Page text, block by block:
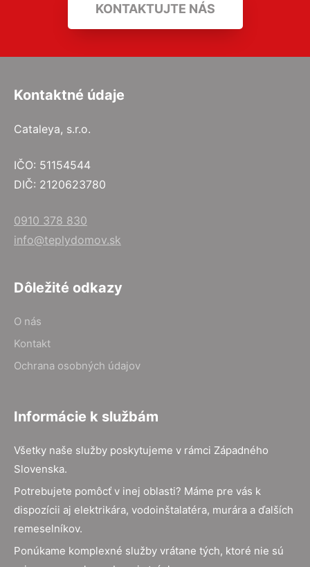
KONTAKTUJTE NÁS
Kontaktné údaje
Cataleya, s.r.o.
IČO: 51154544
DIČ: 2120623780
0910 378 830
info@teplydomov.sk
Dôležité odkazy
O nás
Kontakt
Ochrana osobných údajov
Informácie k službám
Všetky naše služby poskytujeme v rámci Západného
Slovenska.
Potrebujete pomôcť v inej oblasti? Máme pre vás k
dispozícii aj elektrikára, vodoinštalatéra, murára a ďalších
remeselníkov.
Ponúkame komplexné služby vrátane tých, ktoré nie sú